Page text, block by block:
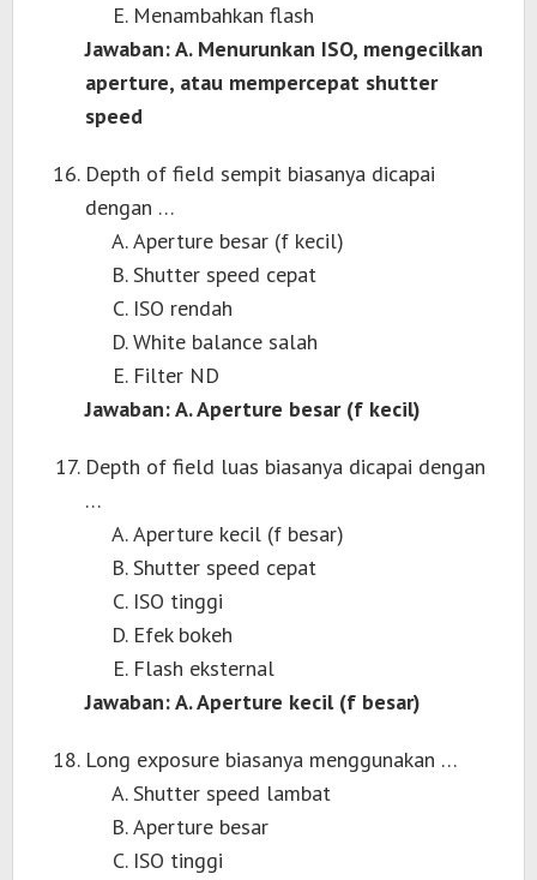
Menambahkan flash
Jawaban: A. Menurunkan ISO, mengecilkan
aperture, atau mempercepat shutter
speed
Depth of field sempit biasanya dicapai
dengan …
Aperture besar (f kecil)
Shutter speed cepat
ISO rendah
White balance salah
Filter ND
Jawaban: A. Aperture besar (f kecil)
Depth of field luas biasanya dicapai dengan
…
Aperture kecil (f besar)
Shutter speed cepat
ISO tinggi
Efek bokeh
Flash eksternal
Jawaban: A. Aperture kecil (f besar)
Long exposure biasanya menggunakan …
Shutter speed lambat
Aperture besar
ISO tinggi